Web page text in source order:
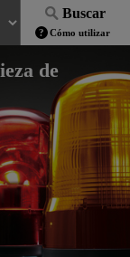
Buscar
Cómo utilizar
de